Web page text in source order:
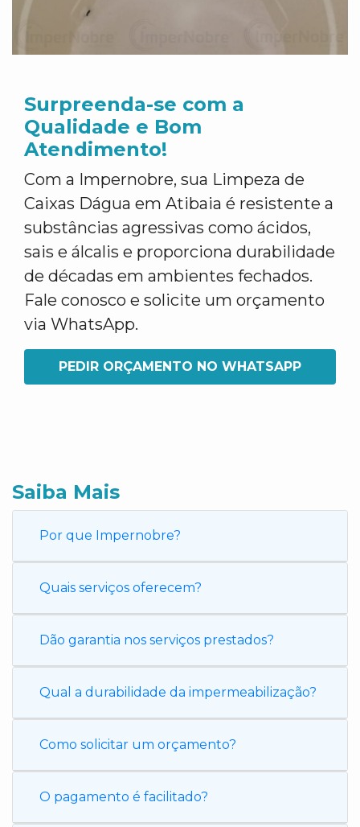
Surpreenda-se com a
Qualidade e Bom
Atendimento!
Com a Impernobre, sua Limpeza de
Caixas Dágua em Atibaia é resistente a
substâncias agressivas como ácidos,
sais e álcalis e proporciona durabilidade
de décadas em ambientes fechados.
Fale conosco e solicite um orçamento
via WhatsApp.
PEDIR ORÇAMENTO NO WHATSAPP
Saiba Mais
Por que Impernobre?
Quais serviços oferecem?
Dão garantia nos serviços prestados?
Qual a durabilidade da impermeabilização?
Como solicitar um orçamento?
O pagamento é facilitado?